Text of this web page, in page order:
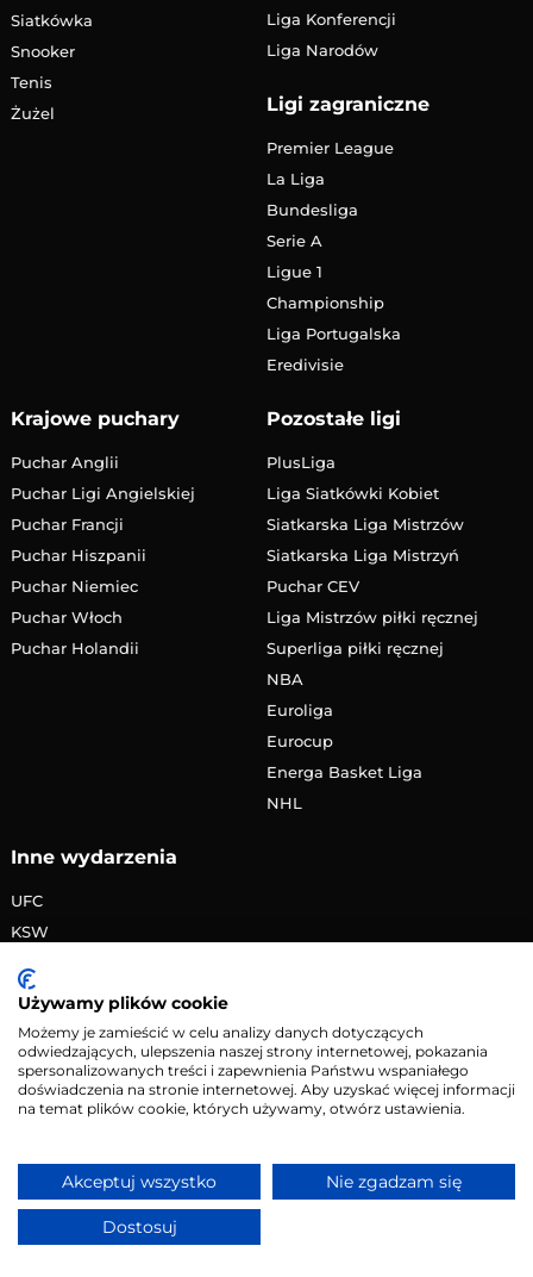
Siatkówka
Snooker
Tenis
Żużel
Liga Konferencji
Liga Narodów
Ligi zagraniczne
Premier League
La Liga
Bundesliga
Serie A
Ligue 1
Championship
Liga Portugalska
Eredivisie
Krajowe puchary
Puchar Anglii
Puchar Ligi Angielskiej
Puchar Francji
Puchar Hiszpanii
Puchar Niemiec
Puchar Włoch
Puchar Holandii
Pozostałe ligi
PlusLiga
Liga Siatkówki Kobiet
Siatkarska Liga Mistrzów
Siatkarska Liga Mistrzyń
Puchar CEV
Liga Mistrzów piłki ręcznej
Superliga piłki ręcznej
NBA
Euroliga
Eurocup
Energa Basket Liga
NHL
Inne wydarzenia
UFC
KSW
PRIME MMA
Żużlowa Ekstraliga
Speedway Grand Prix
Skoki narciarskie
Kontakt•Reklama• Polityka prywatności
Serwis wyłącznie dla osób powyżej 18 lat. Hazard może
Używamy plików cookie
Możemy je zamieścić w celu analizy danych dotyczących
odwiedzających, ulepszenia naszej strony internetowej, pokazania
spersonalizowanych treści i zapewnienia Państwu wspaniałego
doświadczenia na stronie internetowej. Aby uzyskać więcej informacji
na temat plików cookie, których używamy, otwórz ustawienia.
Akceptuj wszystko Nie zgadzam się
Dostosuj